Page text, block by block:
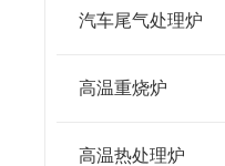
汽车尾气处理炉
高温重烧炉
高温热处理炉